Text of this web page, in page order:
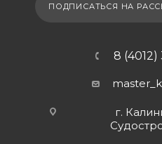
ПОДПИСАТЬСЯ НА
8 (4012)
г.